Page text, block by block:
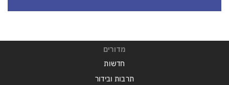
מדורים
חדשות
תרבות ובידור